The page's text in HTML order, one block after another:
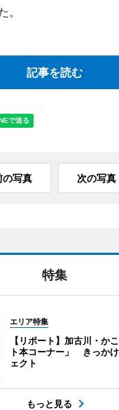
。
記事を読む
の写真 次の写真
特集
エリア特集
【リポート】加古川・か
ト本コーナー」 きっか
ェクト
もっと見る